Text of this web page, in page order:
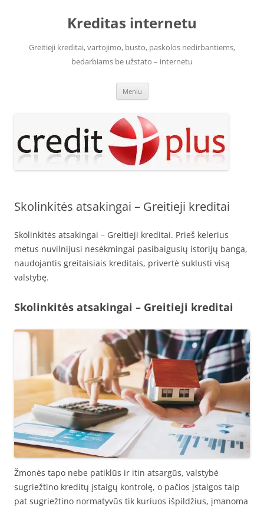
Kreditas internetu
Greitieji kreditai, vartojimo, busto, paskolos nedirbantiems,
bedarbiams be užstato – internetu
Meniu
Skolinkitės atsakingai – Greitieji kreditai
Skolinkitės atsakingai – Greitieji kreditai. Prieš kelerius
metus nuvilnijusi nesėkmingai pasibaigusių istorijų banga,
naudojantis greitaisiais kreditais, privertė suklusti visą
valstybę.
Skolinkitės atsakingai – Greitieji kreditai
Žmonės tapo nebe patiklūs ir itin atsargūs, valstybė
sugriežtino kreditų įstaigų kontrolę, o pačios įstaigos taip
pat sugriežtino normatyvūs tik kuriuos išpildžius, įmanoma